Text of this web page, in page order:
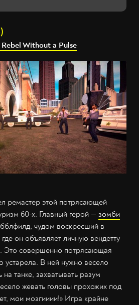
Without a Pulse
ремастер этой потрясающей
60-х. Главный герой — зомби
чудом воскресший в
он объявляет личную вендетту
совершенно потрясающая
устарела. В ней нужно весело
на танке, захватывать разум
жевать головы прохожих под
мои мозгииии!» Игра крайне